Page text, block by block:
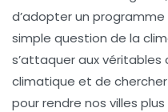
d’adopter un
simple question de la
s’attaquer aux
climatique et de
pour rendre nos villes